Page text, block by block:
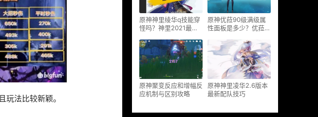
法比较新颖。
原神神里绫华q技能穿
怪吗？神里2021最新
原神优菈90级满级属
性面板是多少？优菈大
原神聚变反应和增幅反
应机制与区别攻略
原神神里凌华2.6版本
最新配队技巧